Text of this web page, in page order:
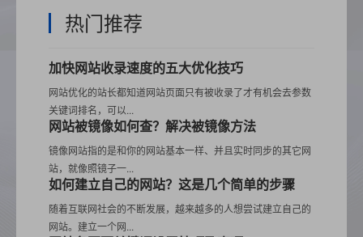
热门推荐
加快网站收录速度的五大优化技巧
网站优化的站长都知道网站页面只有被收录了才有机会去参数
关键词排名，可以...
网站被镜像如何查？解决被镜像方法
镜像网站指的是和你的网站基本一样、并且实时同步的其它网
站，就像照镜子一...
如何建立自己的网站？这是几个简单的步骤
随着互联网社会的不断发展，越来越多的人想尝试建立自己的
网站。建立一个网...